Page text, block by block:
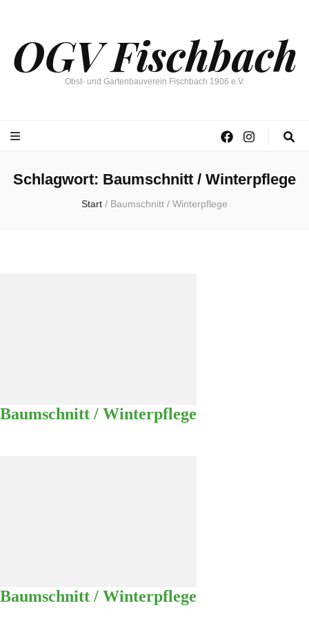
OGV Fischbach
Obst- und Gartenbauverein Fischbach 1906 e.V.
Schlagwort: Baumschnitt / Winterpflege
Start / Baumschnitt / Winterpflege
Baumschnitt / Winterpflege
Baumschnitt / Winterpflege